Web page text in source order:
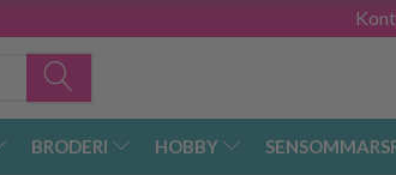
BRODERI HOBBY